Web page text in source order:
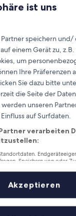
So., 23. Aug.
Zimmer
Suchen
bei
für jede
mit Preisen
ist uns
Partner speichern
einem Gerät zu,
um
Ihre Präferenzen
Sie dazu bitte
die Seite der
werden unseren
auf Surfdaten.
verarbeiten
Speichern von oder
und der
Entwicklung und
Akzeptieren